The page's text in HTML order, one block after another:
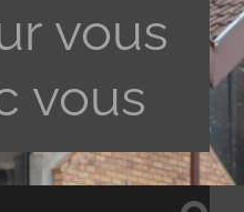
vous
vous